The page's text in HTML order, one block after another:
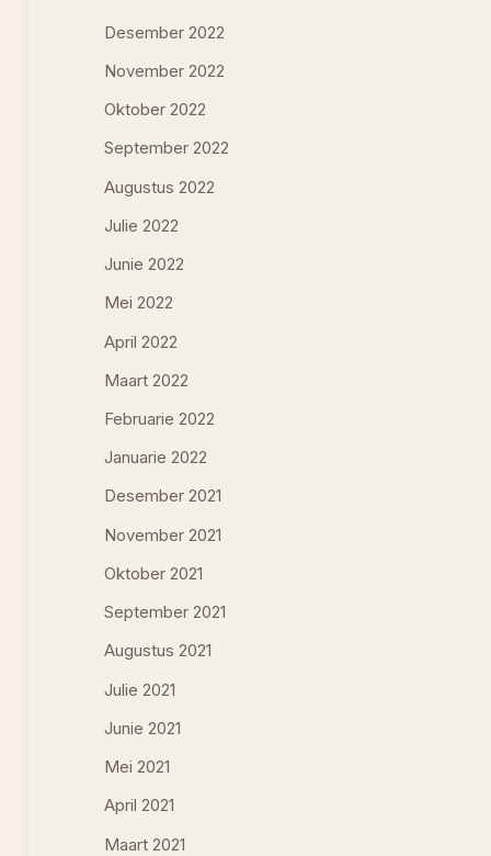
Desember 2022
November 2022
Oktober 2022
September 2022
Augustus 2022
Julie 2022
Junie 2022
Mei 2022
April 2022
Maart 2022
Februarie 2022
Januarie 2022
Desember 2021
November 2021
Oktober 2021
September 2021
Augustus 2021
Julie 2021
Junie 2021
Mei 2021
April 2021
Maart 2021